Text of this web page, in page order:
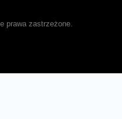
prawa zastrzeżone.